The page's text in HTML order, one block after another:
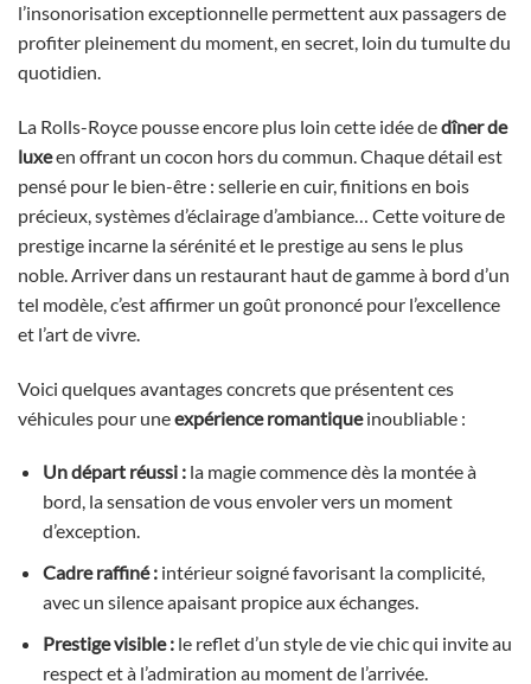
l’insonorisation exceptionnelle permettent aux passagers de
profiter pleinement du moment, en secret, loin du tumulte du
quotidien.
La Rolls-Royce pousse encore plus loin cette idée dedîner de
luxeen offrant un cocon hors du commun. Chaque détail est
pensé pour le bien-être : sellerie en cuir, finitions en bois
précieux, systèmes d’éclairage d’ambiance… Cette voiture de
prestige incarne la sérénité et le prestige au sens le plus
noble. Arriver dans un restaurant haut de gamme à bord d’un
tel modèle, c’est affirmer un goût prononcé pour l’excellence
et l’art de vivre.
Voici quelques avantages concrets que présentent ces
véhicules pour uneexpérience romantiqueinoubliable :
Un départ réussi :la magie commence dès la montée à
bord, la sensation de vous envoler vers un moment
d’exception.
Cadre raffiné :intérieur soigné favorisant la complicité,
avec un silence apaisant propice aux échanges.
Prestige visible :le reflet d’un style de vie chic qui invite au
respect et à l’admiration au moment de l’arrivée.